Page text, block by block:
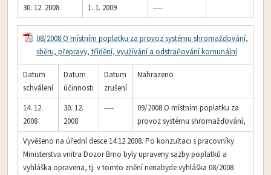
30. 12. 2008
1. 1. 2009 ----
08/2008 O místním poplatku za provoz systému shromažďování,
sběru, přepravy, třídění, využívání a odstraňování komunální
Datum
schválení
Datum
účinnosti
Datum
zrušení
Nahrazeno
14. 12.
2008
30. 12.
2008
----
09/2008 O místním poplatku za
provoz systému shromažďování,
Vyvěšeno na úřední desce 14.12.2008. Po konzultaci s pracovníky
Ministerstva vnitra Dozor Brno byly upraveny sazby poplatků a
vyhláška opravena, tj. v tomto znění nenabyde vyhláška 08/2008